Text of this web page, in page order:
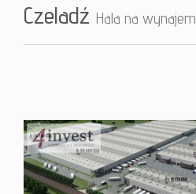
Czeladź Hala na wynajem